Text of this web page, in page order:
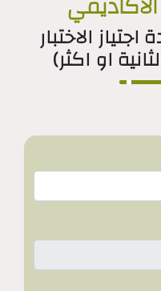
الاختبار
او اكثر)